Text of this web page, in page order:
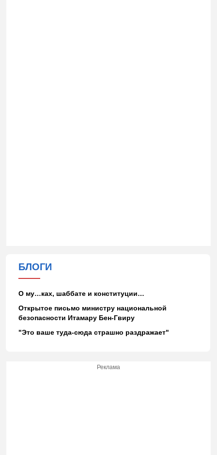
БЛОГИ
О му…ках, шаббате и конституции…
Открытое письмо министру национальной
безопасности Итамару Бен-Гвиру
"Это ваше туда-сюда страшно раздражает"
Реклама